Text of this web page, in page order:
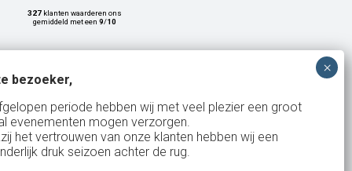
327 klanten waarderen ons
gemiddeld met een 9/10
Bank: NL15ABNA0561810710
KvK: 17167131
BTW: NL.1678.53.296.B01
bezoeker,
periode hebben wij met veel plezier een groot
evenementen mogen verzorgen.
het vertrouwen van onze klanten hebben wij een
druk seizoen achter de rug.